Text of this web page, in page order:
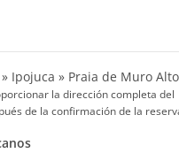
Ipojuca » Praia de Muro Alto
la dirección completa del
de la confirmación de la